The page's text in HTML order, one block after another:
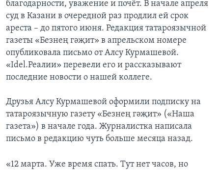
благодарности, уважение и почёт. В начале апреля
суд в Казани в очередной раз продлил ей срок
ареста – до пятого июня. Редакция татароязычной
газеты «Безнең гәҗит» в апрельском номере
опубликовала письмо от Алсу Курмашевой.
«Idel.Реалии» перевели его и рассказывают
последние новости о нашей коллеге.
Друзья Алсу Курмашевой оформили подписку на
татароязычную газету «Безнең гәҗит» («Наша
газета») в начале года. Журналистка написала
письмо в редакцию чуть больше месяца назад.
«12 марта. Уже время спать. Тут нет часов, но